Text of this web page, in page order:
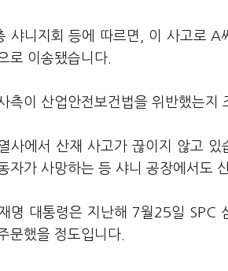
샤니지회 등에 따르면, 이 사고로
로 이송됐습니다.
측이 산업안전보건법을 위반했는지
사에서 산재 사고가 끊이지 않고
자가 사망하는 등 샤니 공장에서도
명 대통령은 지난해 7월25일 SPC
문했을 정도입니다.